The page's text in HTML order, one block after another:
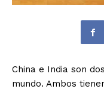
China e India son
mundo. Ambos